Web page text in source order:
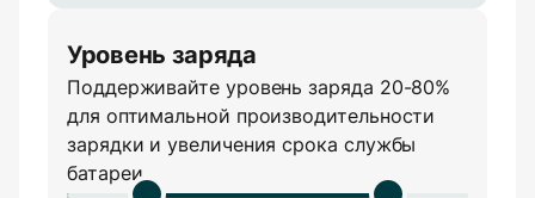
Сила тока
Уровень заряда
Поддерживайте уровень заряда 20-80%
для оптимальной производительности
зарядки и увеличения срока службы
батареи